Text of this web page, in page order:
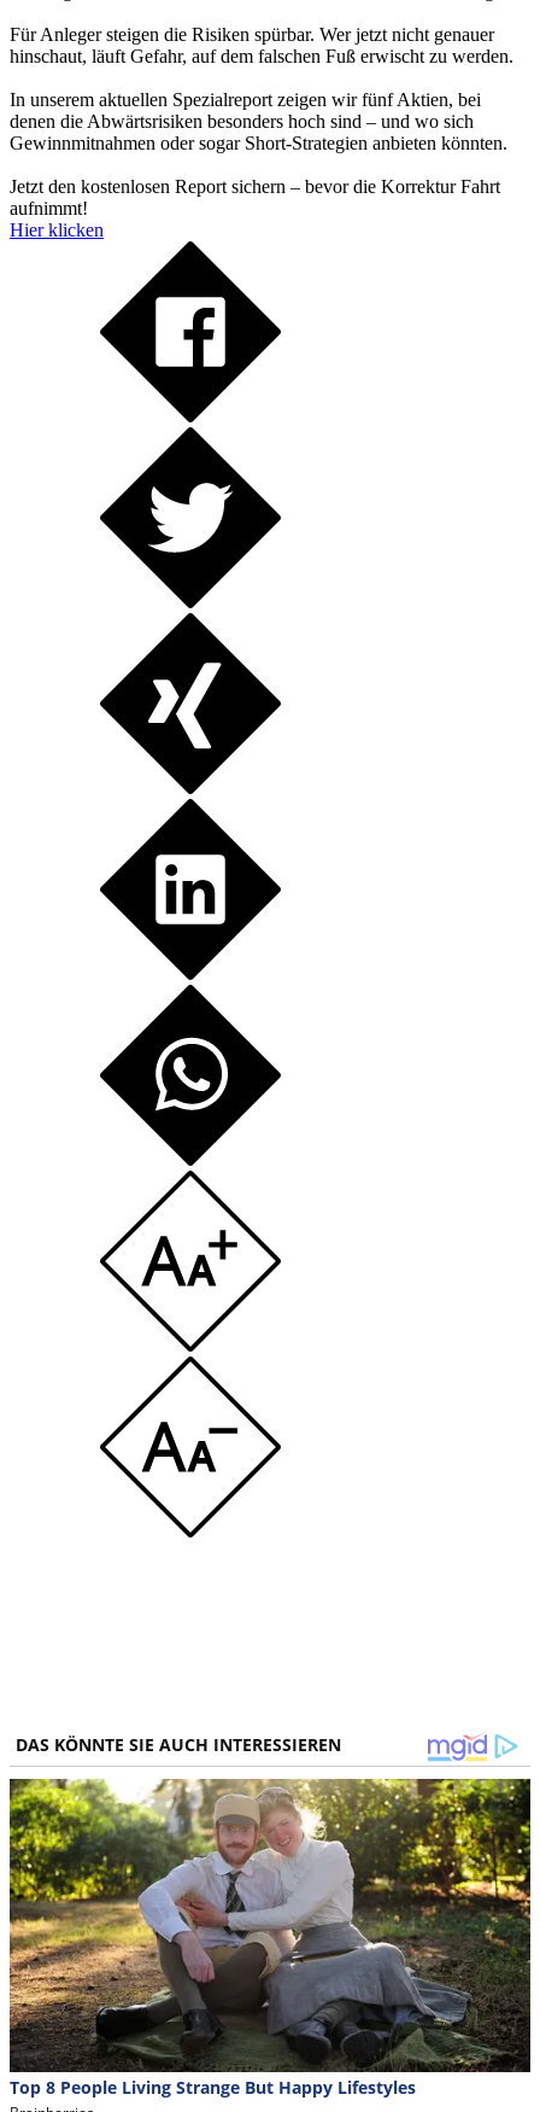
Für Anleger steigen die Risiken spürbar. Wer jetzt nicht genauer
hinschaut, läuft Gefahr, auf dem falschen Fuß erwischt zu werden.
In unserem aktuellen Spezialreport zeigen wir fünf Aktien, bei
denen die Abwärtsrisiken besonders hoch sind – und wo sich
Gewinnmitnahmen oder sogar Short-Strategien anbieten könnten.
Jetzt den kostenlosen Report sichern – bevor die Korrektur Fahrt
aufnimmt!
Hier klicken